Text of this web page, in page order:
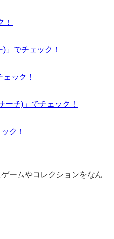
！
)」でチェック！
ック！
ーチ)」でチェック！
ク！
ームやコレクションをなん